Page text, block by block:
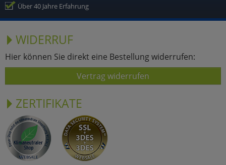
Über 40 Jahre Erfahrung
WIDERRUF
Hier können Sie direkt eine Bestellung widerrufen:
Vertrag widerrufen
ZERTIFIKATE